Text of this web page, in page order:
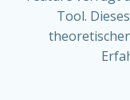
Tool.